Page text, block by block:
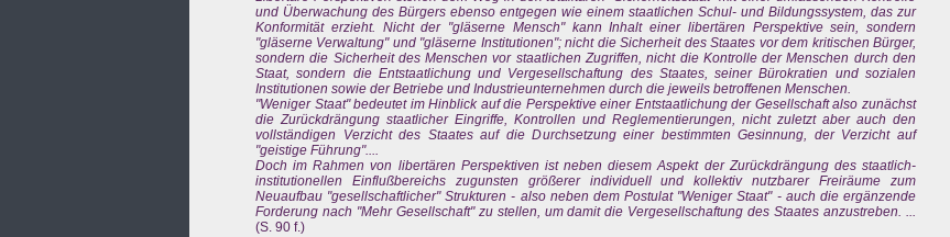
und Überwachung des Bürgers ebenso entgegen wie einem staatlichen Schul- und Bildungssystem, das zur
Konformität erzieht. Nicht der "gläserne Mensch" kann Inhalt einer libertären Perspektive sein, sondern
"gläserne Verwaltung" und "gläserne Institutionen"; nicht die Sicherheit des Staates vor dem kritischen Bürger,
sondern die Sicherheit des Menschen vor staatlichen Zugriffen, nicht die Kontrolle der Menschen durch den
Staat, sondern die Entstaatlichung und Vergesellschaftung des Staates, seiner Bürokratien und sozialen
Institutionen sowie der Betriebe und Industrieunternehmen durch die jeweils betroffenen Menschen.
"Weniger Staat" bedeutet im Hinblick auf die Perspektive einer Entstaatlichung der Gesellschaft also zunächst
die Zurückdrängung staatlicher Eingriffe, Kontrollen und Reglementierungen, nicht zuletzt aber auch den
vollständigen Verzicht des Staates auf die Durchsetzung einer bestimmten Gesinnung, der Verzicht auf
"geistige Führung"....
Doch im Rahmen von libertären Perspektiven ist neben diesem Aspekt der Zurückdrängung des staatlich-
institutionellen Einflußbereichs zugunsten größerer individuell und kollektiv nutzbarer Freiräume zum
Neuaufbau "gesellschaftlicher" Strukturen - also neben dem Postulat "Weniger Staat" - auch die ergänzende
Forderung nach "Mehr Gesellschaft" zu stellen, um damit die Vergesellschaftung des Staates anzustreben. ...
(S. 90 f.)